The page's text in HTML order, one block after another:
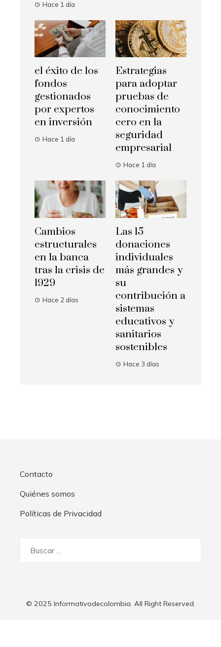
Hace 1 día
el éxito de los
fondos
gestionados
por expertos
en inversión
Hace 1 día
Estrategias
para adoptar
pruebas de
conocimiento
cero en la
seguridad
empresarial
Hace 1 día
Cambios
estructurales
en la banca
tras la crisis de
1929
Hace 2 días
Las 15
donaciones
individuales
más grandes y
su
contribución a
sistemas
educativos y
sanitarios
sostenibles
Hace 3 días
Contacto
Quiénes somos
Políticas de Privacidad
© 2025 Informativodecolombia. All Right Reserved.